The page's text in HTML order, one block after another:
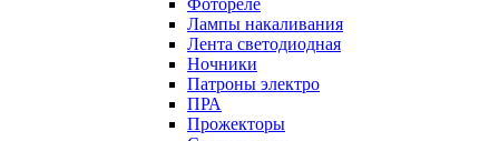
Фотореле
Лампы накаливания
Лента светодиодная
Ночники
Патроны электро
ПРА
Прожекторы